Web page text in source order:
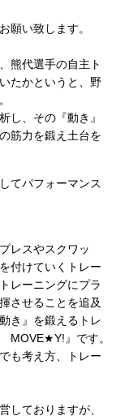
願い致します。
熊代選手の自主ト
たかというと、野
し、その『動き』
筋力を鍛え土台を
てパフォーマンス
レスやスクワッ
付けていくトレー
レーニングにプラ
させることを追及
き』を鍛えるトレ
MOVE★Y!』です。
も考え方、トレー
しておりますが、